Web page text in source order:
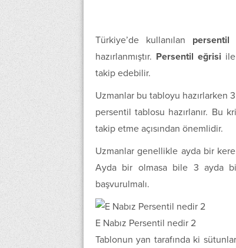
Türkiye’de kullanılan persentil
hazırlanmıştır. Persentil eğrisi
takip edebilir.
Uzmanlar bu tabloyu hazırlarken
persentil tablosu hazırlanır. Bu
takip etme açısından önemlidir.
Uzmanlar genellikle ayda bir
Ayda bir olmasa bile 3 ayda
başvurulmalı.
E Nabız Persentil nedir 2
Tablonun yan tarafında ki